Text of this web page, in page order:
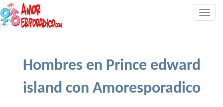
Hombres en Prince edward
island con Amoresporadico